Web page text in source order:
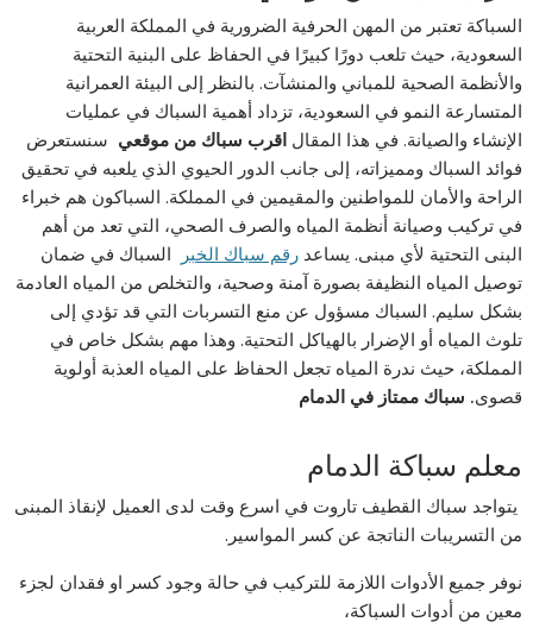
السباكة تعتبر من المهن الحرفية الضرورية في المملكة العربية
السعودية، حيث تلعب دورًا كبيرًا في الحفاظ على البنية التحتية
والأنظمة الصحية للمباني والمنشآت. بالنظر إلى البيئة العمرانية
المتسارعة النمو في السعودية، تزداد أهمية السباك في عمليات
الإنشاء والصيانة. في هذا المقالاقرب سباك من موقعي سنستعرض
فوائد السباك ومميزاته، إلى جانب الدور الحيوي الذي يلعبه في تحقيق
الراحة والأمان للمواطنين والمقيمين في المملكة. السباكون هم خبراء
في تركيب وصيانة أنظمة المياه والصرف الصحي، التي تعد من أهم
البنى التحتية لأي مبنى. يساعدرقم سباك الخبر
السباك في ضمان
توصيل المياه النظيفة بصورة آمنة وصحية، والتخلص من المياه العادمة
بشكل سليم. السباك مسؤول عن منع التسربات التي قد تؤدي إلى
تلوث المياه أو الإضرار بالهياكل التحتية. وهذا مهم بشكل خاص في
المملكة، حيث ندرة المياه تجعل الحفاظ على المياه العذبة أولوية
قصوى. سباك ممتاز في الدمام
معلم سباكة الدمام
يتواجد سباك القطيف تاروت في اسرع وقت لدى العميل لإنقاذ المبنى
من التسريبات الناتجة عن كسر المواسير.
نوفر جميع الأدوات اللازمة للتركيب في حالة وجود كسر او فقدان لجزء
معين من أدوات السباكة،